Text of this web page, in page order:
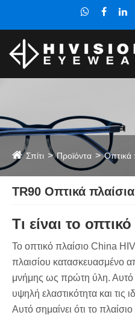
Σπίτι Προϊόντα Οπτικά
TR90 Οπτικά πλαίσια
Τι είναι το
Το οπτικό πλαίσιο China
πλαισίου κατασκευασμένο
μνήμης ως πρώτη ύλη. Αυτό
υψηλή ελαστικότητα και τις
Αυτό σημαίνει ότι το